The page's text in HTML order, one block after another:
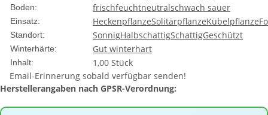
Boden: frischfeuchtneutralschwach sauer
Einsatz: HeckenpflanzeSolitärpflanzeKübelpflanze
Standort: SonnigHalbschattigSchattigGeschützt
Winterhärte: Gut winterhart
Inhalt:
1,00 Stück
Email-Erinnerung sobald verfügbar senden!
Herstellerangaben nach GPSR-Verordnung: